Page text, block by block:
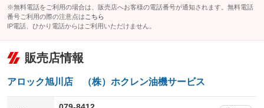
アーム式
：装備なし 後輪ダブル
：装備あり
三方開 ラッシングレール
サイドドア
：装備なし
ベンチシート
：装備なし フルフラットシート
電動格納サードシート
：装備なし
：装備なし ：装備なし
※無料電話をご利用の場合は、販売店へお客様の電話番号が通知されます。無料電話
番号ご利用の際の注意点は こちら
IP電話、ひかり電話からはご利用いただけません。
販売店情報
アロック旭川店 （株）ホクレン油機サービス